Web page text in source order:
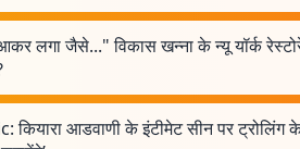
लगा जैसे..." विकास खन्ना के न्यू यॉर्क
कियारा आडवाणी के इंटीमेट सीन पर ट्रोलिंग